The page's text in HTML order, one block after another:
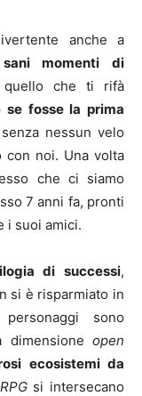
anche a
sani momenti di
che ti rifà
se fosse la prima
nessun velo
con noi. Una volta
che ci siamo
7 anni fa, pronti
i suoi amici.
di successi,
si è risparmiato in
sono
dimensione open
ecosistemi da
RPGsi intersecano